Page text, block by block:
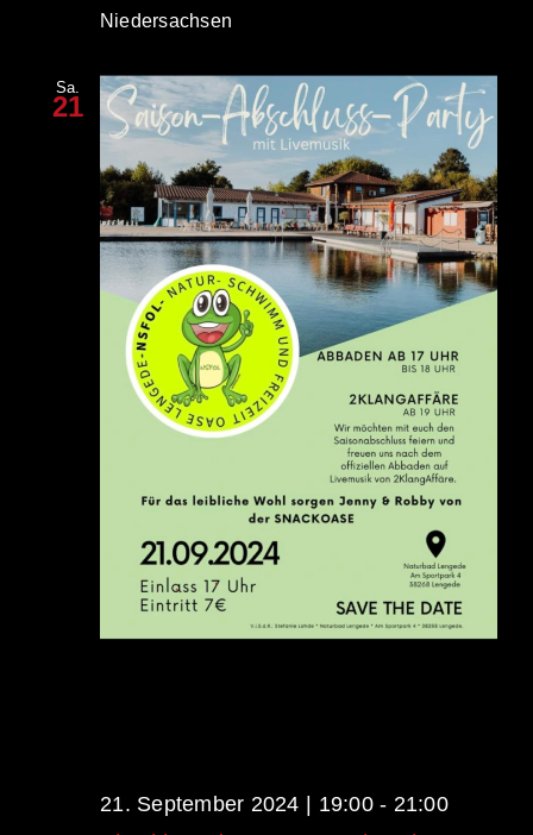
Niedersachsen
Sa.
21
21. September 2024 | 19:00- 21:00